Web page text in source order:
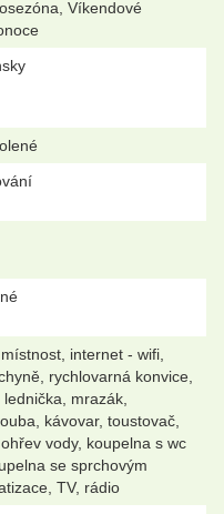
Víkendové
internet - wifi,
rychlovarná konvice,
mrazák,
kávovar, toustovač,
vody, koupelna s wc
se sprchovým
TV, rádio